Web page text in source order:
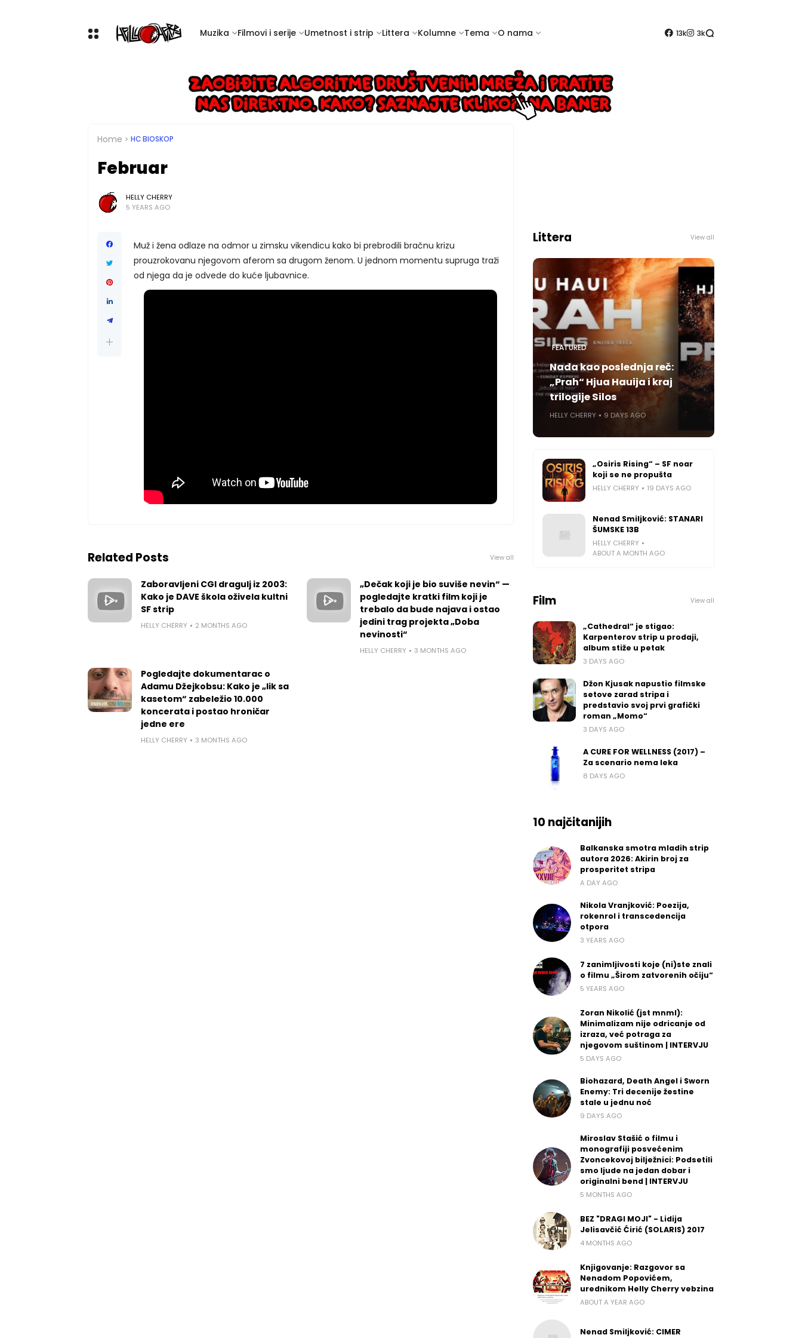
Muzika Filmovi i serije Umetnost i strip Littera Kolumne Tema O nama 13k 3k
Home HC BIOSKOP
Februar
HELLY CHERRY
5 YEARS AGO
Muž i žena odlaze na odmor u zimsku vikendicu kako bi prebrodili bračnu krizu
prouzrokovanu njegovom aferom sa drugom ženom. U jednom momentu supruga traži
od njega da je odvede do kuće ljubavnice.
Related Posts View all
Zaboravljeni CGI dragulj iz 2003:
Kako je DAVE škola oživela kultni
SF strip
HELLY CHERRY 2 MONTHS AGO
„Dečak koji je bio suviše nevin“ —
pogledajte kratki film koji je
trebalo da bude najava i ostao
jedini trag projekta „Doba
nevinosti“
HELLY CHERRY 3 MONTHS AGO
Pogledajte dokumentarac o
Adamu Džejkobsu: Kako je „lik sa
kasetom“ zabeležio 10.000
koncerata i postao hroničar
jedne ere
HELLY CHERRY 3 MONTHS AGO
Littera View all
FEATURED
Nada kao poslednja reč:
„Prah“ Hjua Hauija i kraj
trilogije Silos
HELLY CHERRY 9 DAYS AGO
„Osiris Rising“ – SF noar
koji se ne propušta
HELLY CHERRY 19 DAYS AGO
Nenad Smiljković: STANARI
ŠUMSKE 13B
HELLY CHERRY
ABOUT A MONTH AGO
Film View all
„Cathedral“ je stigao:
Karpenterov strip u prodaji,
album stiže u petak
3 DAYS AGO
Džon Kjusak napustio filmske
setove zarad stripa i
predstavio svoj prvi grafički
roman „Momo“
3 DAYS AGO
A CURE FOR WELLNESS (2017) –
Za scenario nema leka
8 DAYS AGO
10 najčitanijih
Balkanska smotra mladih strip
autora 2026: Akirin broj za
prosperitet stripa
A DAY AGO
Nikola Vranjković: Poezija,
rokenrol i transcedencija
otpora
3 YEARS AGO
7 zanimljivosti koje (ni)ste znali
o filmu „Širom zatvorenih očiju“
5 YEARS AGO
Zoran Nikolić (jst mnml):
Minimalizam nije odricanje od
izraza, već potraga za
njegovom suštinom | INTERVJU
5 DAYS AGO
Biohazard, Death Angel i Sworn
Enemy: Tri decenije žestine
stale u jednu noć
9 DAYS AGO
Miroslav Stašić o filmu i
monografiji posvećenim
Zvoncekovoj bilježnici: Podsetili
smo ljude na jedan dobar i
originalni bend | INTERVJU
5 MONTHS AGO
BEZ "DRAGI MOJI" - Lidija
Jelisavčić Ćirić (SOLARIS) 2017
4 MONTHS AGO
Knjigovanje: Razgovor sa
Nenadom Popovićem,
urednikom Helly Cherry vebzina
ABOUT A YEAR AGO
Nenad Smiljković: CIMER